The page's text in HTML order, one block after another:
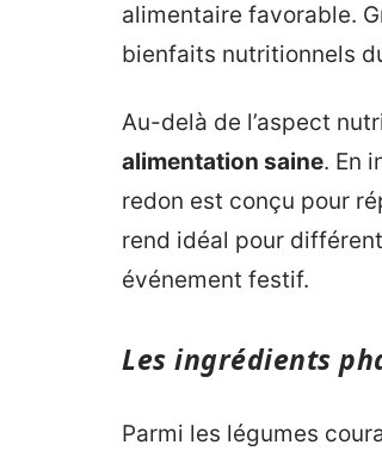
alimentaire favorable.
bienfaits nutritionnels
Au-delà de l’aspect
alimentation saine. En
redon est conçu pour
rend idéal pour
événement festif.
Les ingrédients
Parmi les légumes